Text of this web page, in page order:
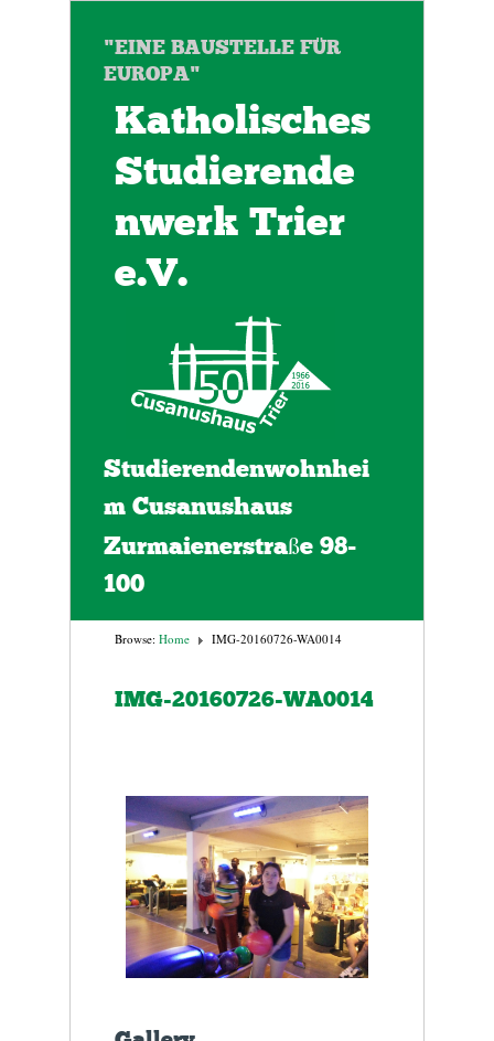
"EINE BAUSTELLE FÜR
EUROPA"
Katholisches
Studierende
nwerk Trier
e.V.
Studierendenwohnhei
m Cusanushaus
Zurmaienerstraße 98-
100
Browse: Home IMG-20160726-WA0014
IMG-20160726-WA0014